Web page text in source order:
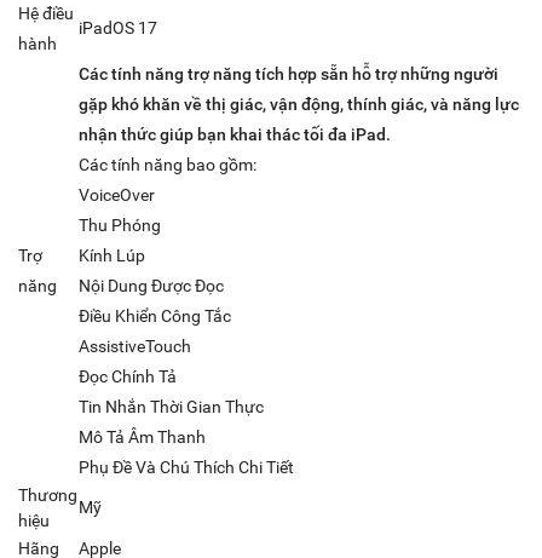
Hệ điều
hành
iPadOS 17
Trợ
năng
Các tính năng trợ năng tích hợp sẵn hỗ trợ những người
gặp khó khăn về thị giác, vận động, thính giác, và năng lực
nhận thức giúp bạn khai thác tối đa iPad.
Các tính năng bao gồm:
VoiceOver
Thu Phóng
Kính Lúp
Nội Dung Được Đọc
Điều Khiển Công Tắc
AssistiveTouch
Đọc Chính Tả
Tin Nhắn Thời Gian Thực
Mô Tả Âm Thanh
Phụ Đề Và Chú Thích Chi Tiết
Thương
hiệu
Mỹ
Hãng Apple